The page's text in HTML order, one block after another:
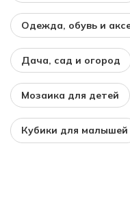
Одежда, обувь и
Дача, сад и огород
Мозаика для детей
Кубики для малышей